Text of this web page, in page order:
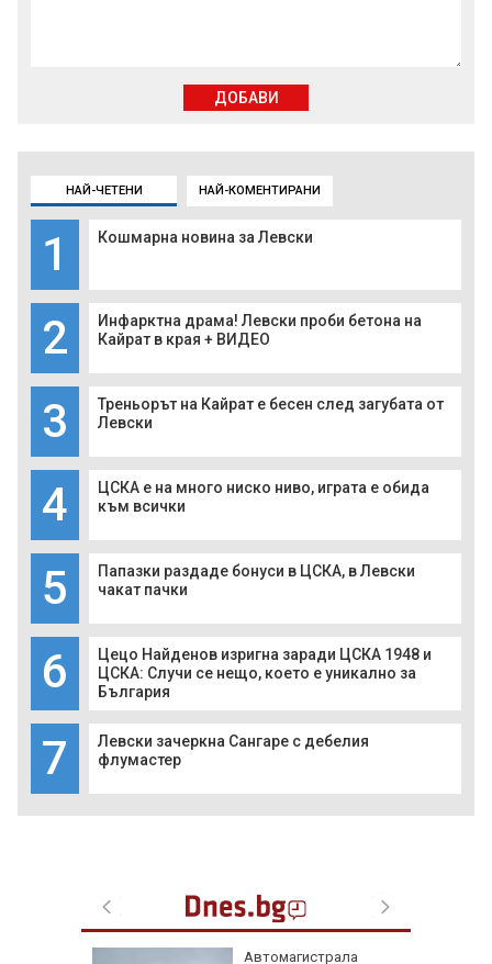
НАЙ-ЧЕТЕНИ НАЙ-КОМЕНТИРАНИ
1 Кошмарна новина за Левски
2
Инфарктна драма! Левски проби бетона на
Кайрат в края + ВИДЕО
3
Треньорът на Кайрат е бесен след загубата от
Левски
4
ЦСКА е на много ниско ниво, играта е обида
към всички
5
Папазки раздаде бонуси в ЦСКА, в Левски
чакат пачки
6
Цецо Найденов изригна заради ЦСКА 1948 и
ЦСКА: Случи се нещо, което е уникално за
България
7
Левски зачеркна Сангаре с дебелия
флумастер
Автомагистрала
ДОБАВИ